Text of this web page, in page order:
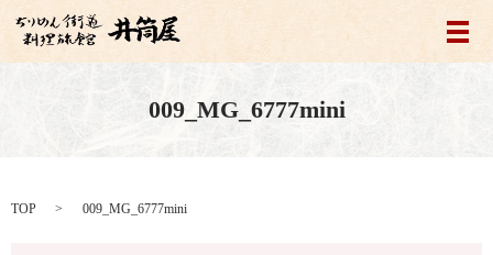
メ
009_MG_6777mini
TOP 009_MG_6777mini